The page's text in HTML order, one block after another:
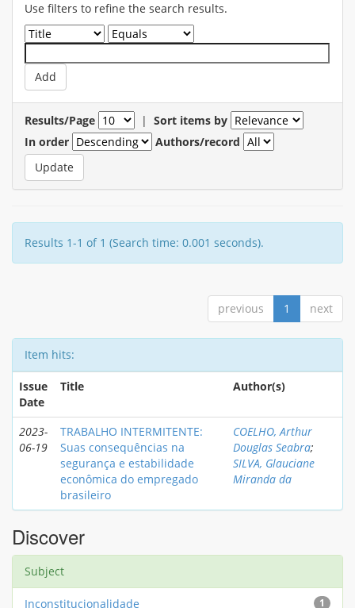
Use filters to refine the search results.
Results/Page | Sort items by
In order
Authors/record
Results 1-1 of 1 (Search time: 0.001 seconds).
previous 1 next
Item hits:
Issue
Date
Title Author(s)
2023-
06-19
TRABALHO INTERMITENTE:
Suas consequências na
segurança e estabilidade
econômica do empregado
brasileiro
COELHO, Arthur
Douglas Seabra;
SILVA, Glauciane
Miranda da
Discover
Subject
1
Inconstitucionalidade